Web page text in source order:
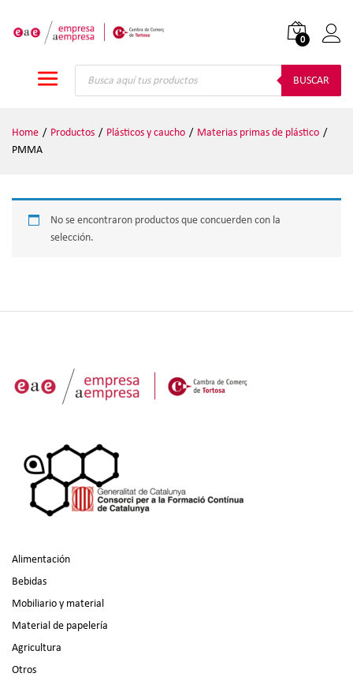
0
Búsqueda
BUSCAR
Home / Productos / Plásticos y caucho / Materias primas de plástico /
PMMA
No se encontraron productos que concuerden con la
selección.
Alimentación
Bebidas
Mobiliario y material
Material de papelería
Agricultura
Otros